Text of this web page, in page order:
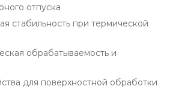
отпуска
стабильность при термической
обрабатываемость и
для поверхностной обработки